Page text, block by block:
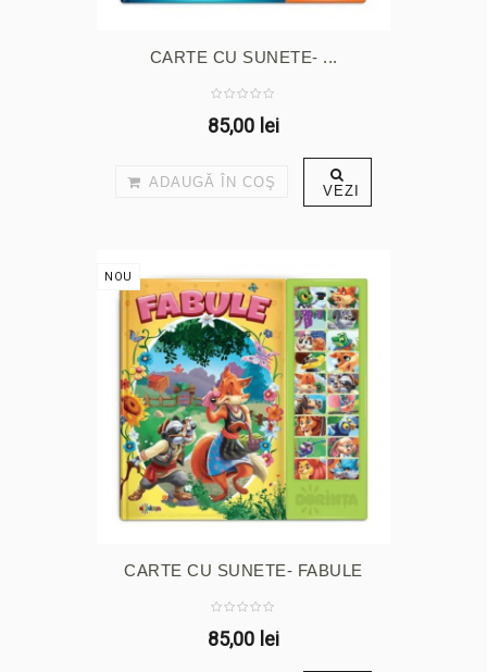
CARTE CU SUNETE- ...
85,00 lei
ADAUGĂ ÎN COŞ VEZI
NOU
CARTE CU SUNETE- FABULE
85,00 lei